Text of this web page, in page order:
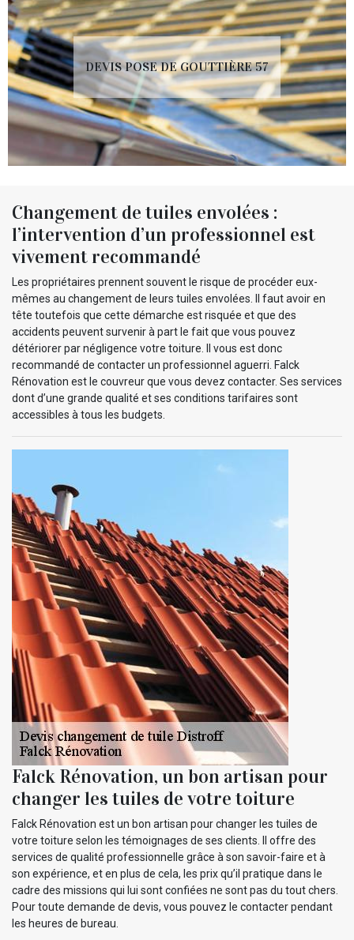
DEVIS POSE DE GOUTTIÈRE 57
Changement de tuiles envolées :
l’intervention d’un professionnel est
vivement recommandé
Les propriétaires prennent souvent le risque de procéder eux-
mêmes au changement de leurs tuiles envolées. Il faut avoir en
tête toutefois que cette démarche est risquée et que des
accidents peuvent survenir à part le fait que vous pouvez
détériorer par négligence votre toiture. Il vous est donc
recommandé de contacter un professionnel aguerri. Falck
Rénovation est le couvreur que vous devez contacter. Ses services
dont d’une grande qualité et ses conditions tarifaires sont
accessibles à tous les budgets.
Falck Rénovation, un bon artisan pour
changer les tuiles de votre toiture
Falck Rénovation est un bon artisan pour changer les tuiles de
votre toiture selon les témoignages de ses clients. Il offre des
services de qualité professionnelle grâce à son savoir-faire et à
son expérience, et en plus de cela, les prix qu’il pratique dans le
cadre des missions qui lui sont confiées ne sont pas du tout chers.
Pour toute demande de devis, vous pouvez le contacter pendant
les heures de bureau.